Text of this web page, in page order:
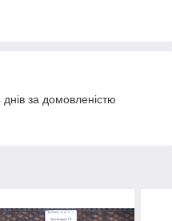
за домовленістю